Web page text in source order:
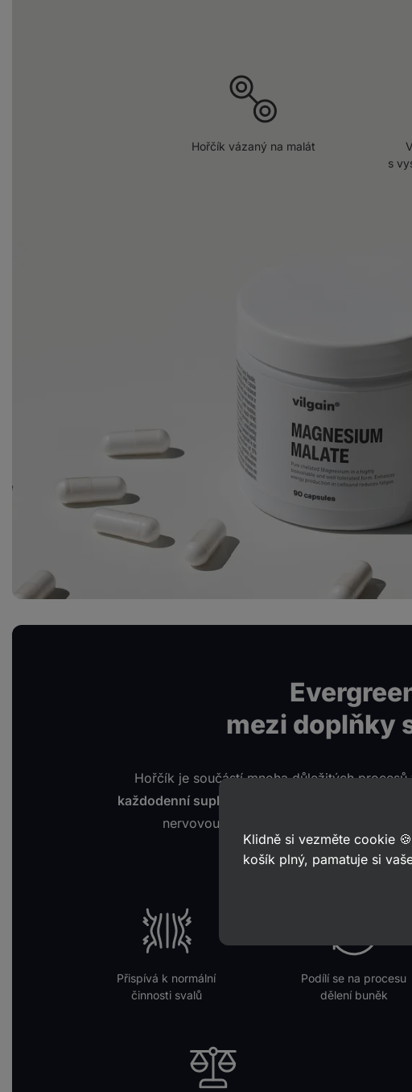
Hořčík vázaný na malát
s
mezi doplňky
Hořčík je součástí mnoha důležitých
každodenní suplementace
nervovou soustavu a mnoho z nich
Přispívá k normální
činnosti svalů
Podílí se na procesu
dělení buněk
Klidně si vezměte cookie
košík plný, pamatuje si